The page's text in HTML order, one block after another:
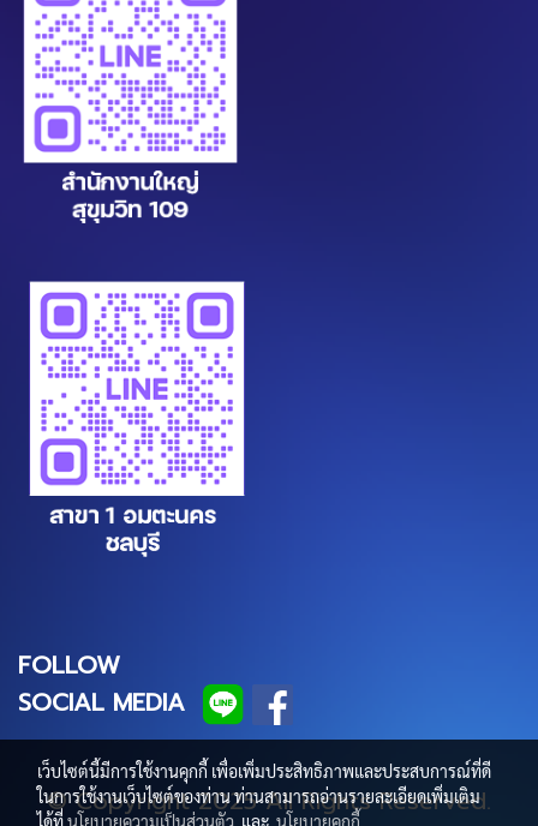
FOLLOW
SOCIAL MEDIA
© Copyright 2025 All Rights Reserved.
เว็บไซต์นี้มีการใช้งานคุกกี้ เพื่อเพิ่มประสิทธิภาพและประสบการณ์ที่ดี
ในการใช้งานเว็บไซต์ของท่าน ท่านสามารถอ่านรายละเอียดเพิ่มเติม
ได้ที่นโยบายความเป็นส่วนตัว และ นโยบายคุกกี้